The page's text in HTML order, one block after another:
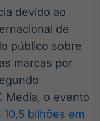
devido ao
de
público sobre
marcas por
Media, o evento
10,5 bilhões em